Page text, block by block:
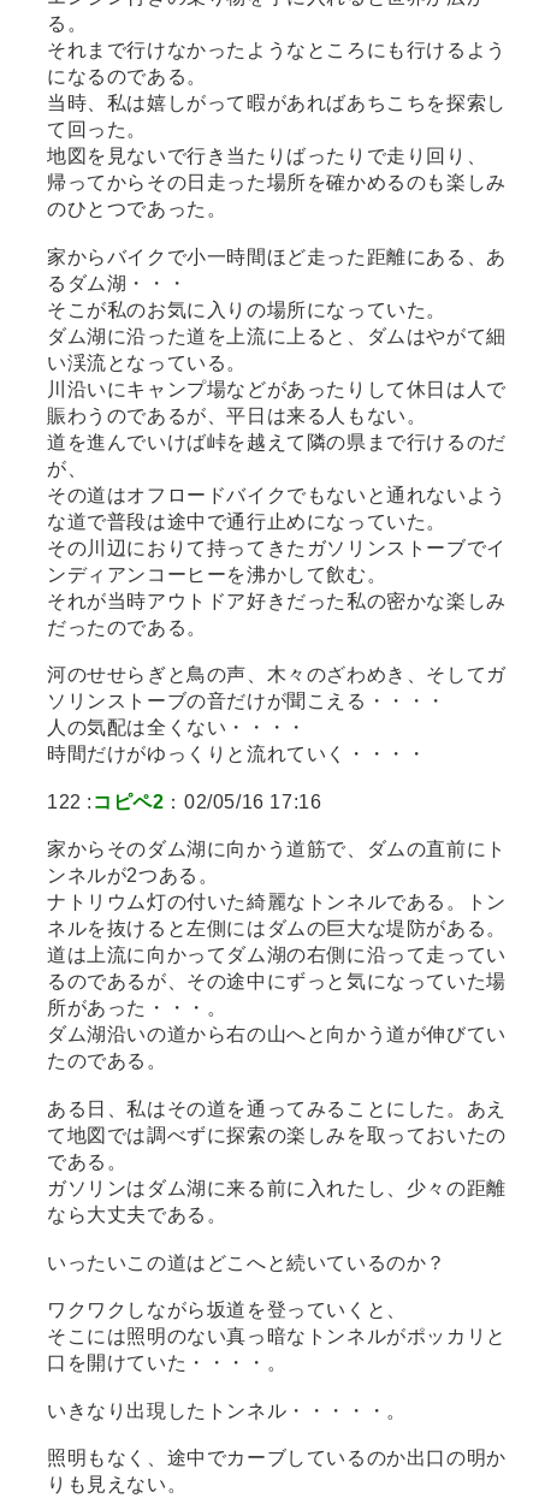
る。
それまで行けなかったようなところにも行けるよう
になるのである。
当時、私は嬉しがって暇があればあちこちを探索し
て回った。
地図を見ないで行き当たりばったりで走り回り、
帰ってからその日走った場所を確かめるのも楽しみ
のひとつであった。
家からバイクで小一時間ほど走った距離にある、あ
るダム湖・・・
そこが私のお気に入りの場所になっていた。
ダム湖に沿った道を上流に上ると、ダムはやがて細
い渓流となっている。
川沿いにキャンプ場などがあったりして休日は人で
賑わうのであるが、平日は来る人もない。
道を進んでいけば峠を越えて隣の県まで行けるのだ
が、
その道はオフロードバイクでもないと通れないよう
な道で普段は途中で通行止めになっていた。
その川辺におりて持ってきたガソリンストーブでイ
ンディアンコーヒーを沸かして飲む。
それが当時アウトドア好きだった私の密かな楽しみ
だったのである。
河のせせらぎと鳥の声、木々のざわめき、そしてガ
ソリンストーブの音だけが聞こえる・・・・
人の気配は全くない・・・・
時間だけがゆっくりと流れていく・・・・
122 : コピペ2 ：02/05/16 17:16
家からそのダム湖に向かう道筋で、ダムの直前にト
ンネルが2つある。
ナトリウム灯の付いた綺麗なトンネルである。トン
ネルを抜けると左側にはダムの巨大な堤防がある。
道は上流に向かってダム湖の右側に沿って走ってい
るのであるが、その途中にずっと気になっていた場
所があった・・・。
ダム湖沿いの道から右の山へと向かう道が伸びてい
たのである。
ある日、私はその道を通ってみることにした。あえ
て地図では調べずに探索の楽しみを取っておいたの
である。
ガソリンはダム湖に来る前に入れたし、少々の距離
なら大丈夫である。
いったいこの道はどこへと続いているのか？
ワクワクしながら坂道を登っていくと、
そこには照明のない真っ暗なトンネルがポッカリと
口を開けていた・・・・。
いきなり出現したトンネル・・・・・。
照明もなく、途中でカーブしているのか出口の明か
りも見えない。